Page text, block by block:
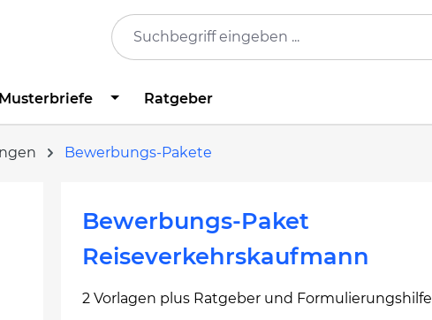
Musterbriefe Ratgeber
Bewerbungs-Pakete
Bewerbungs-Paket
Reiseverkehrskaufmann
2 Vorlagen plus Ratgeber und Formulierungshilfe